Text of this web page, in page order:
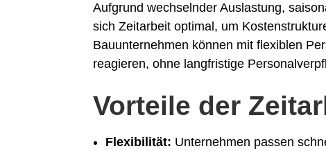
Aufgrund wechselnder Auslastung,
sich Zeitarbeit optimal, um
Bauunternehmen können mit flexiblen
reagieren, ohne langfristige
Vorteile der
Flexibilität: Unternehmen passen